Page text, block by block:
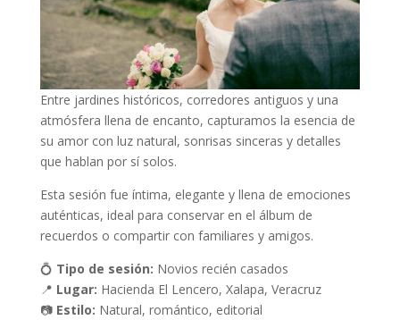
Entre jardines históricos, corredores antiguos y una
atmósfera llena de encanto, capturamos la esencia de
su amor con luz natural, sonrisas sinceras y detalles
que hablan por sí solos.
Esta sesión fue íntima, elegante y llena de emociones
auténticas, ideal para conservar en el álbum de
recuerdos o compartir con familiares y amigos.
💍 Tipo de sesión: Novios recién casados
📍 Lugar: Hacienda El Lencero, Xalapa, Veracruz
📷 Estilo: Natural, romántico, editorial